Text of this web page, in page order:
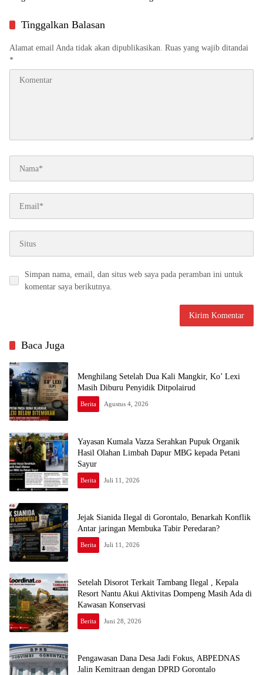
Tinggalkan Balasan
Alamat email Anda tidak akan dipublikasikan. Ruas yang wajib ditandai
*
Simpan nama, email, dan situs web saya pada peramban ini untuk
komentar saya berikutnya.
Baca Juga
Menghilang Setelah Dua Kali Mangkir, Ko’ Lexi
Masih Diburu Penyidik Ditpolairud
Berita Agustus 4, 2026
Yayasan Kumala Vazza Serahkan Pupuk Organik
Hasil Olahan Limbah Dapur MBG kepada Petani
Sayur
Berita Juli 11, 2026
Jejak Sianida Ilegal di Gorontalo, Benarkah Konflik
Antar jaringan Membuka Tabir Peredaran?
Berita Juli 11, 2026
Setelah Disorot Terkait Tambang Ilegal , Kepala
Resort Nantu Akui Aktivitas Dompeng Masih Ada di
Kawasan Konservasi
Berita Juni 28, 2026
Pengawasan Dana Desa Jadi Fokus, ABPEDNAS
Jalin Kemitraan dengan DPRD Gorontalo